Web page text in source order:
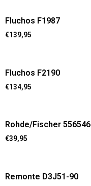
Fluchos F1987
€139,95
Fluchos F2190
€134,95
Rohde/Fischer 556546
€39,95
Remonte D3J51-90